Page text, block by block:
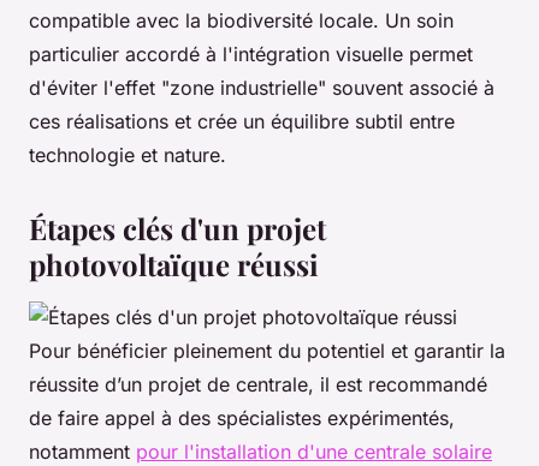
compatible avec la biodiversité locale. Un soin
particulier accordé à l'intégration visuelle permet
d'éviter l'effet "zone industrielle" souvent associé à
ces réalisations et crée un équilibre subtil entre
technologie et nature.
Étapes clés d'un projet
photovoltaïque réussi
Pour bénéficier pleinement du potentiel et garantir la
réussite d’un projet de centrale, il est recommandé
de faire appel à des spécialistes expérimentés,
notamment pour l'installation d'une centrale solaire